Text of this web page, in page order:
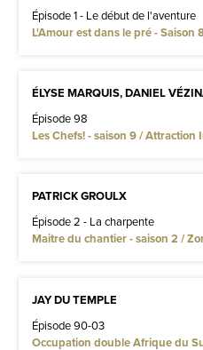
Épisode 1 - Le début de l'aventure
L'Amour est dans le pré - Saison
ÉLYSE MARQUIS, DANIEL
Épisode 98
Les Chefs! - saison 9 / Attraction
PATRICK GROULX
Épisode 2 - La charpente
Maitre du chantier - saison 2 /
JAY DU TEMPLE
Épisode 90-03